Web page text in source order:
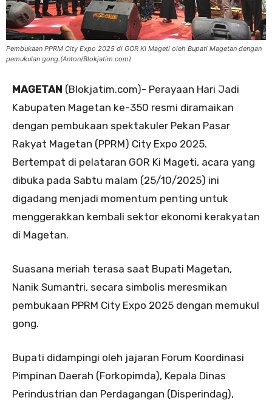
Pembukaan PPRM City Expo 2025 di GOR KI Mageti oleh Bupati Magetan dengan
pemukulan gong.(Anton/Blokjatim.com)
MAGETAN (Blokjatim.com)- Perayaan Hari Jadi
Kabupaten Magetan ke-350 resmi diramaikan
dengan pembukaan spektakuler Pekan Pasar
Rakyat Magetan (PPRM) City Expo 2025.
Bertempat di pelataran GOR Ki Mageti, acara yang
dibuka pada Sabtu malam (25/10/2025) ini
digadang menjadi momentum penting untuk
menggerakkan kembali sektor ekonomi kerakyatan
di Magetan.
Suasana meriah terasa saat Bupati Magetan,
Nanik Sumantri, secara simbolis meresmikan
pembukaan PPRM City Expo 2025 dengan memukul
gong.
Bupati didampingi oleh jajaran Forum Koordinasi
Pimpinan Daerah (Forkopimda), Kepala Dinas
Perindustrian dan Perdagangan (Disperindag),